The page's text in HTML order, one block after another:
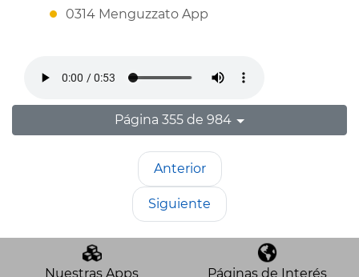
0314 Menguzzato App
Página 355 de 984
Anterior
Siguiente
Nuestras Apps Páginas de Interés